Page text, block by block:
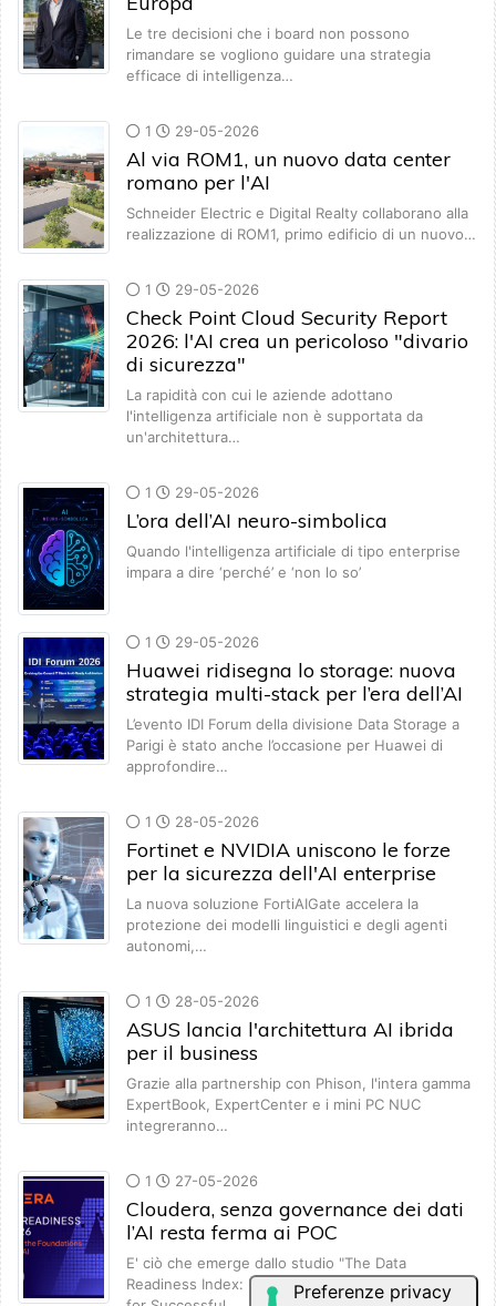
Le tre decisioni che i board non possono
rimandare se vogliono guidare una strategia
efficace di intelligenza…
1 29-05-2026
Al via ROM1, un nuovo data center
romano per l'AI
Schneider Electric e Digital Realty collaborano alla
realizzazione di ROM1, primo edificio di un nuovo…
1 29-05-2026
Check Point Cloud Security Report
2026: l'AI crea un pericoloso "divario
di sicurezza"
La rapidità con cui le aziende adottano
l'intelligenza artificiale non è supportata da
un'architettura…
1 29-05-2026
L’ora dell’AI neuro-simbolica
Quando l'intelligenza artificiale di tipo enterprise
impara a dire ‘perché’ e ‘non lo so’
1 29-05-2026
Huawei ridisegna lo storage: nuova
strategia multi-stack per l’era dell’AI
L’evento IDI Forum della divisione Data Storage a
Parigi è stato anche l’occasione per Huawei di
approfondire…
1 28-05-2026
Fortinet e NVIDIA uniscono le forze
per la sicurezza dell'AI enterprise
La nuova soluzione FortiAIGate accelera la
protezione dei modelli linguistici e degli agenti
autonomi,…
1 28-05-2026
ASUS lancia l'architettura AI ibrida
per il business
Grazie alla partnership con Phison, l'intera gamma
ExpertBook, ExpertCenter e i mini PC NUC
integreranno…
1 27-05-2026
Cloudera, senza governance dei dati
l’AI resta ferma ai POC
E' ciò che emerge dallo studio "The Data
Readiness Index: Understanding the Foundations